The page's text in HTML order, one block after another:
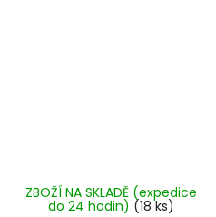
ZBOŽÍ NA SKLADĚ (expedice
do 24 hodin) (18 ks)